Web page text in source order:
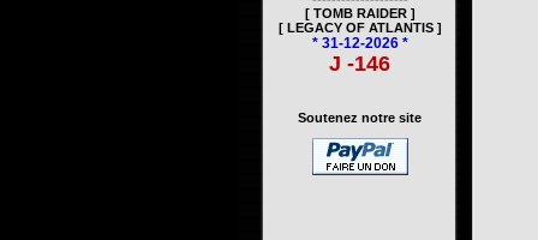
[ TOMB RAIDER ]
[ LEGACY OF ATLANTIS ]
* 31-12-2026 *
J -146
Soutenez notre site